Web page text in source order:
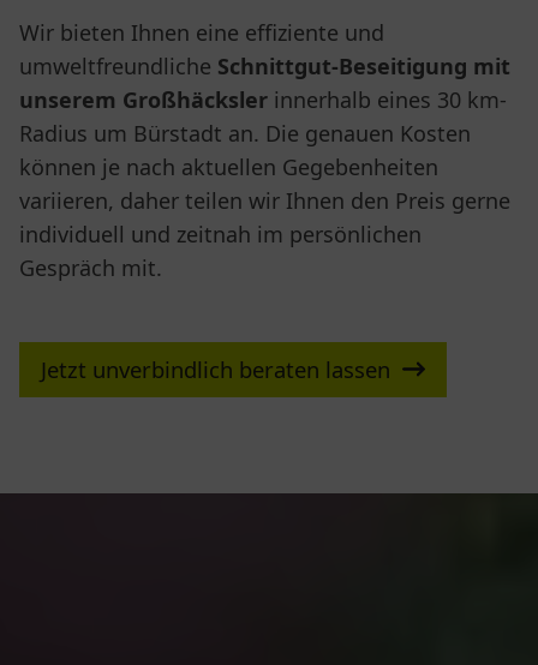
Wir bieten Ihnen eine effiziente und
umweltfreundliche Schnittgut-Beseitigung mit
unserem Großhäcksler innerhalb eines 30 km-
Radius um Bürstadt an. Die genauen Kosten
können je nach aktuellen Gegebenheiten
variieren, daher teilen wir Ihnen den Preis gerne
individuell und zeitnah im persönlichen
Gespräch mit.
Jetzt unverbindlich beraten lassen